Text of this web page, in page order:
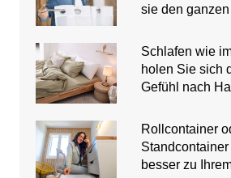
sie den
Schlafen wie
holen Sie sich
Gefühl nach
Rollcontainer
besser zu